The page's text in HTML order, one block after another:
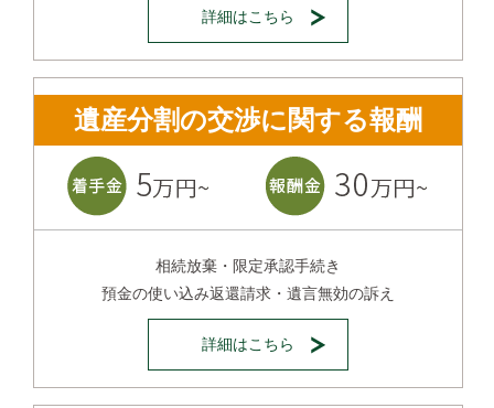
詳細はこちら
遺産分割の交渉に関する報酬
相続放棄・限定承認手続き
預金の使い込み返還請求・遺言無効の訴え
詳細はこちら